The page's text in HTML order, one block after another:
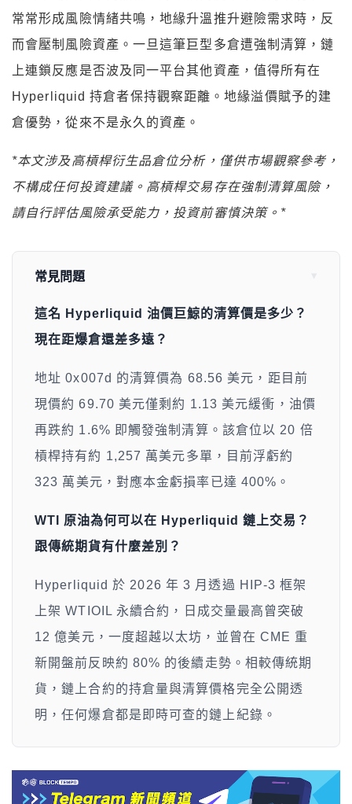
常常形成風險情緒共鳴，地緣升溫推升避險需求時，反
而會壓制風險資產。一旦這筆巨型多倉遭強制清算，鏈
上連鎖反應是否波及同一平台其他資產，值得所有在
Hyperliquid 持倉者保持觀察距離。地緣溢價賦予的建
倉優勢，從來不是永久的資產。
*本文涉及高槓桿衍生品倉位分析，僅供市場觀察參考，
不構成任何投資建議。高槓桿交易存在強制清算風險，
請自行評估風險承受能力，投資前審慎決策。*
常見問題
這名 Hyperliquid 油價巨鯨的清算價是多少？
現在距爆倉還差多遠？
地址 0x007d 的清算價為 68.56 美元，距目前
現價約 69.70 美元僅剩約 1.13 美元緩衝，油價
再跌約 1.6% 即觸發強制清算。該倉位以 20 倍
槓桿持有約 1,257 萬美元多單，目前浮虧約
323 萬美元，對應本金虧損率已達 400%。
WTI 原油為何可以在 Hyperliquid 鏈上交易？
跟傳統期貨有什麼差別？
Hyperliquid 於 2026 年 3 月透過 HIP-3 框架
上架 WTIOIL 永續合約，日成交量最高曾突破
12 億美元，一度超越以太坊，並曾在 CME 重
新開盤前反映約 80% 的後續走勢。相較傳統期
貨，鏈上合約的持倉量與清算價格完全公開透
明，任何爆倉都是即時可查的鏈上紀錄。